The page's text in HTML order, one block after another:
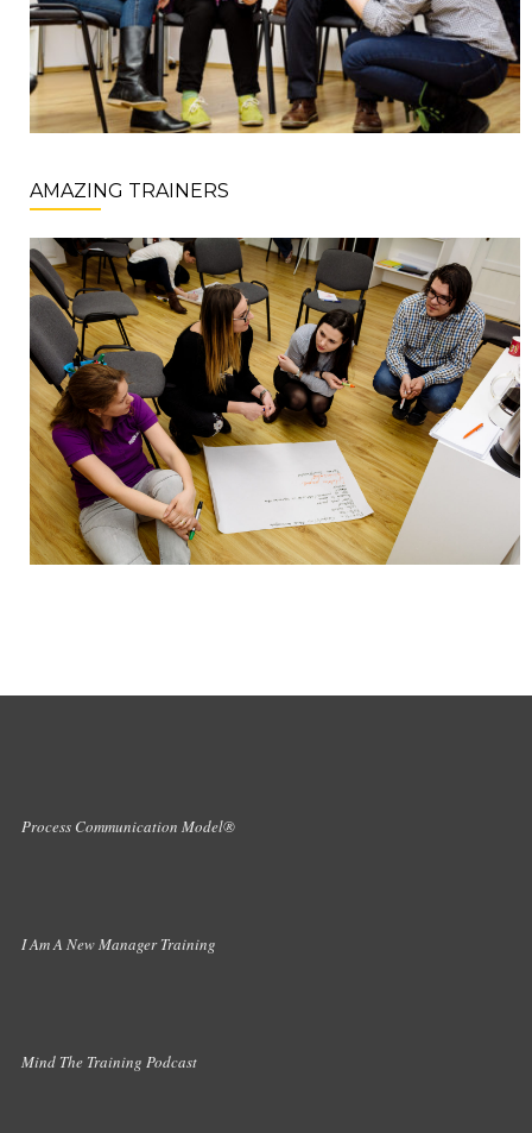
AMAZING TRAINERS
Process Communication Model®
I Am A New Manager Training
Mind The Training Podcast